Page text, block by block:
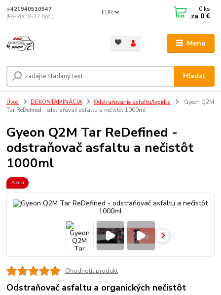
Menu
EUR
Hľadať
+421940510547
(Po-Pia, 8-17 hod.)
0 ks
za 0 €
Úvod DEKONTAMINÁCIA Odstraňovanie asfaltu/lepidla
Gyeon Q2M
Tar ReDefined - odstraňovač asfaltu a nečistôt 1000ml
Gyeon Q2M Tar ReDefined -
odstraňovač asfaltu a nečistôt
1000ml
Akcia
Ohodnotiť produkt
Odstraňovač asfaltu a organických nečistôt